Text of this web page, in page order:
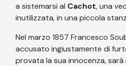
a sistemarsi al Cachot, una
inutilizzata, in una piccola
Nel marzo 1857 Francesco
accusato ingiustamente di
provata la sua innocenza, sarà